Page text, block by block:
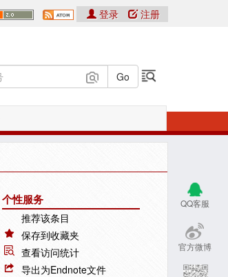
登录 注册
QQ客服
官方微博
个性服务
推荐该条目
保存到收藏夹
查看访问统计
导出为Endnote文件